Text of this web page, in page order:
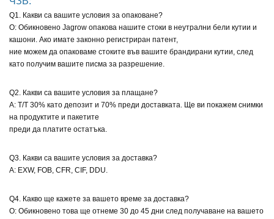
Q1. Какви са вашите условия за опаковане?
О: Обикновено Jagrow опакова нашите стоки в неутрални бели кутии и
кашони. Ако имате законно регистриран патент,
ние можем да опаковаме стоките във вашите брандирани кутии, след
като получим вашите писма за разрешение.
Q2. Какви са вашите условия за плащане?
A: T/T 30% като депозит и 70% преди доставката. Ще ви покажем снимки
на продуктите и пакетите
преди да платите остатъка.
Q3. Какви са вашите условия за доставка?
A: EXW, FOB, CFR, CIF, DDU.
Q4. Какво ще кажете за вашето време за доставка?
О: Обикновено това ще отнеме 30 до 45 дни след получаване на вашето